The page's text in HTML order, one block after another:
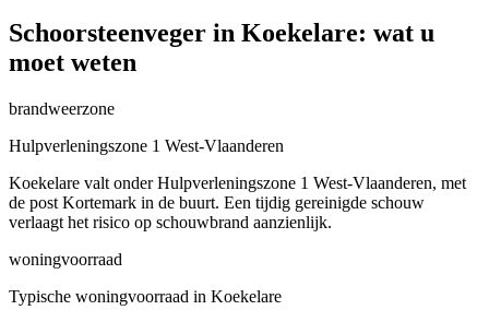
Schoorsteenveger in Koekelare: wat u
moet weten
brandweerzone
Hulpverleningszone 1 West-Vlaanderen
Koekelare valt onder Hulpverleningszone 1 West-Vlaanderen, met
de post Kortemark in de buurt. Een tijdig gereinigde schouw
verlaagt het risico op schouwbrand aanzienlijk.
woningvoorraad
Typische woningvoorraad in Koekelare